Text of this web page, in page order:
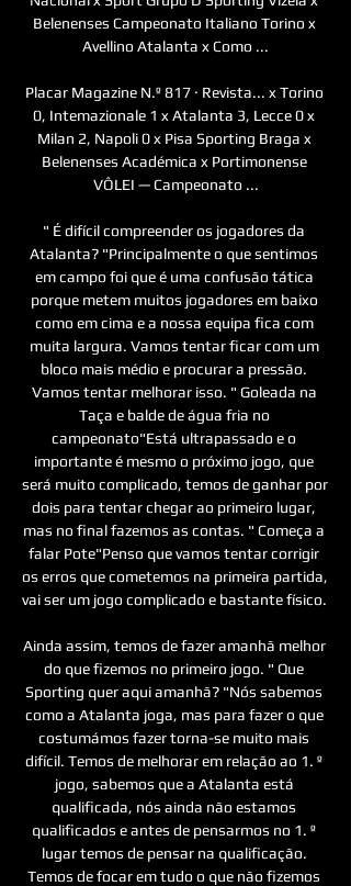
Belenenses Campeonato Italiano Torino x
Avellino Atalanta x Como ...
Placar Magazine N.º 817 · ‎Revista... x Torino
0, Intemazionale 1 x Atalanta 3, Lecce 0 x
Milan 2, Napoli 0 x Pisa Sporting Braga x
Belenenses Académica x Portimonense
VÔLEI — Campeonato ...
" É difícil compreender os jogadores da
Atalanta? "Principalmente o que sentimos
em campo foi que é uma confusão tática
porque metem muitos jogadores em baixo
como em cima e a nossa equipa fica com
muita largura. Vamos tentar ficar com um
bloco mais médio e procurar a pressão.
Vamos tentar melhorar isso. " Goleada na
Taça e balde de água fria no
campeonato"Está ultrapassado e o
importante é mesmo o próximo jogo, que
será muito complicado, temos de ganhar por
dois para tentar chegar ao primeiro lugar,
mas no final fazemos as contas. " Começa a
falar Pote"Penso que vamos tentar corrigir
os erros que cometemos na primeira partida,
vai ser um jogo complicado e bastante físico.
Ainda assim, temos de fazer amanhã melhor
do que fizemos no primeiro jogo. " Que
Sporting quer aqui amanhã? "Nós sabemos
como a Atalanta joga, mas para fazer o que
costumámos fazer torna-se muito mais
difícil. Temos de melhorar em relação ao 1. º
jogo, sabemos que a Atalanta está
qualificada, nós ainda não estamos
qualificados e antes de pensarmos no 1. º
lugar temos de pensar na qualificação.
Temos de focar em tudo o que não fizemos